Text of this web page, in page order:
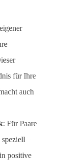
für Ihre
auch
: Für Paare
positive